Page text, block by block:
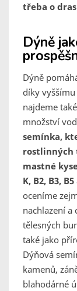
třeba o
Dýně
Dýně
díky
najdeme
množství
semínka,
rostlinných
mastné
K, B2, B3, B5
oceníme
nachlazení a
tělesných
také jako
Dýňová
kamenů,
blahodárné